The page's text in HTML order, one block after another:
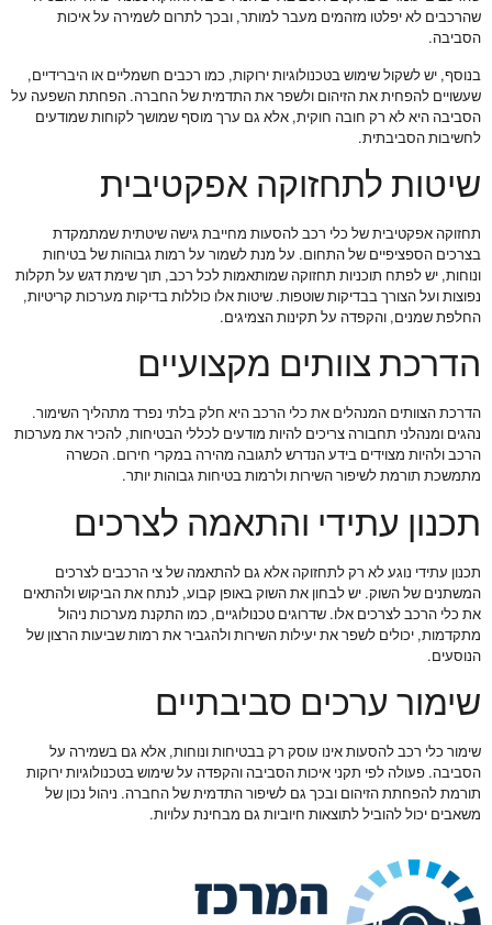
שהרכבים לא יפלטו מזהמים מעבר למותר, ובכך לתרום לשמירה על איכות
הסביבה.
בנוסף, יש לשקול שימוש בטכנולוגיות ירוקות, כמו רכבים חשמליים או היברידיים,
שעשויים להפחית את הזיהום ולשפר את התדמית של החברה. הפחתת השפעה על
הסביבה היא לא רק חובה חוקית, אלא גם ערך מוסף שמושך לקוחות שמודעים
לחשיבות הסביבתית.
שיטות לתחזוקה אפקטיבית
תחזוקה אפקטיבית של כלי רכב להסעות מחייבת גישה שיטתית שמתמקדת
בצרכים הספציפיים של התחום. על מנת לשמור על רמות גבוהות של בטיחות
ונוחות, יש לפתח תוכניות תחזוקה שמותאמות לכל רכב, תוך שימת דגש על תקלות
נפוצות ועל הצורך בבדיקות שוטפות. שיטות אלו כוללות בדיקות מערכות קריטיות,
החלפת שמנים, והקפדה על תקינות הצמיגים.
הדרכת צוותים מקצועיים
הדרכת הצוותים המנהלים את כלי הרכב היא חלק בלתי נפרד מתהליך השימור.
נהגים ומנהלני תחבורה צריכים להיות מודעים לכללי הבטיחות, להכיר את מערכות
הרכב ולהיות מצוידים בידע הנדרש לתגובה מהירה במקרי חירום. הכשרה
מתמשכת תורמת לשיפור השירות ולרמות בטיחות גבוהות יותר.
תכנון עתידי והתאמה לצרכים
תכנון עתידי נוגע לא רק לתחזוקה אלא גם להתאמה של צי הרכבים לצרכים
המשתנים של השוק. יש לבחון את השוק באופן קבוע, לנתח את הביקוש ולהתאים
את כלי הרכב לצרכים אלו. שדרוגים טכנולוגיים, כמו התקנת מערכות ניהול
מתקדמות, יכולים לשפר את יעילות השירות ולהגביר את רמות שביעות הרצון של
הנוסעים.
שימור ערכים סביבתיים
שימור כלי רכב להסעות אינו עוסק רק בבטיחות ונוחות, אלא גם בשמירה על
הסביבה. פעולה לפי תקני איכות הסביבה והקפדה על שימוש בטכנולוגיות ירוקות
תורמת להפחתת הזיהום ובכך גם לשיפור התדמית של החברה. ניהול נכון של
משאבים יכול להוביל לתוצאות חיוביות גם מבחינת עלויות.